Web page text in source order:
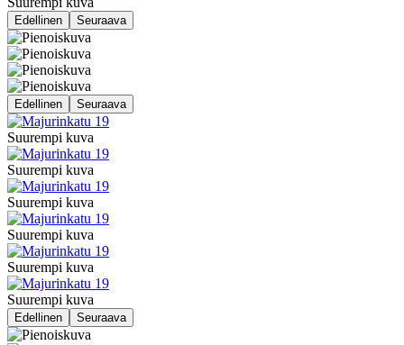
Edellinen Seuraava
Edellinen Seuraava
Suurempi kuva
Suurempi kuva
Suurempi kuva
Suurempi kuva
Suurempi kuva
Suurempi kuva
Edellinen Seuraava